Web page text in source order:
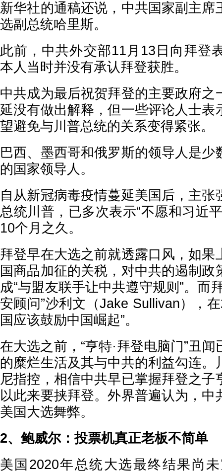
新华社的通稿还说，中共国家副主席
选副总统哈里斯。
此前，中共外交部11月13日向拜登
本人当时并没有承认拜登获胜。
中共成为最后祝贺拜登的主要政府之
延没有做出解释，但一些评论人士表
望避免与川普总统的关系变得紧张。
巴西、墨西哥和俄罗斯的领导人是少
的国家领导人。
自从新冠病毒疫情蔓延美国后，主张
总统川普，已多次表示“不愿和习近
10个月之久。
拜登早在大选之前就透露口风，如果
国商品加征的关税，对中共的遏制政
成“与盟友联手让中共遵守规则”。而
安顾问”沙利文（Jake Sullivan），
国应该鼓励中国崛起”。
在大选之前，“亨特·拜登电脑门”丑
的糜烂生活及其与中共的利益勾连。
尼指控，相信中共早已掌握拜登之子
以此来要挟拜登。外界普遍认为，中
美国大选舞弊。
2、鲍威尔：投票机真正老板不简单
美国2020年总统大选最终结果尚